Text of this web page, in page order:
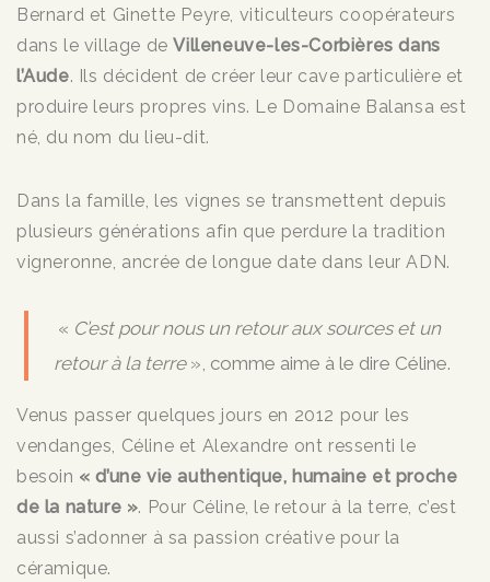
Bernard et Ginette Peyre, viticulteurs coopérateurs
dans le village deVilleneuve-les-Corbières dans
l’Aude. Ils décident de créer leur cave particulière et
produire leurs propres vins. Le Domaine Balansa est
né, du nom du lieu-dit.
Dans la famille, les vignes se transmettent depuis
plusieurs générations afin que perdure la tradition
vigneronne, ancrée de longue date dans leur ADN.
« C’est pour nous un retour aux sources et un
retour à la terre», comme aime à le dire Céline.
Venus passer quelques jours en 2012 pour les
vendanges, Céline et Alexandre ont ressenti le
besoin « d’une vie authentique, humaine et proche
de la nature ». Pour Céline, le retour à la terre, c’est
aussi s’adonner à sa passion créative pour la
céramique.